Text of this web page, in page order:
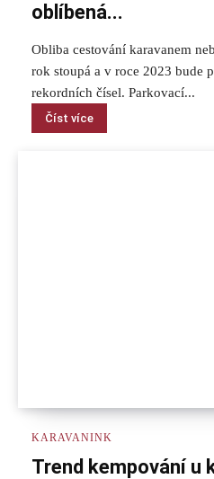
oblíbená...
Obliba cestování karavanem
rok stoupá a v roce 2023 bude
rekordních čísel. Parkovací...
Číst více
KARAVANINK
Trend kempování u